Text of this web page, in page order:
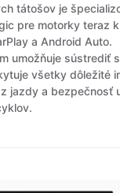
tátošov je
pre motorky teraz
a Android Auto.
umožňuje sústrediť
všetky dôležité
jazdy a bezpečnosť